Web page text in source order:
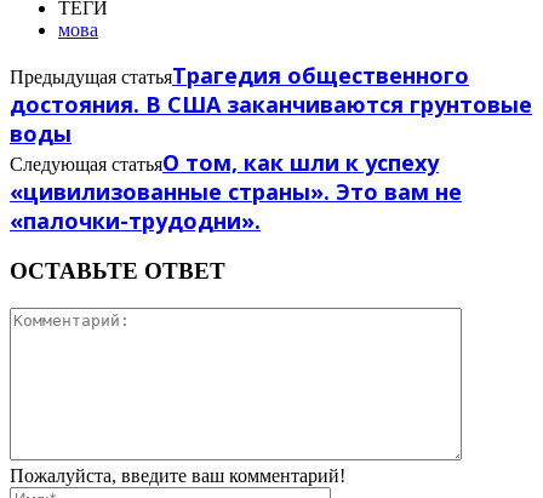
ТЕГИ
мова
Предыдущая статьяТрагедия общественного
достояния. В США заканчиваются грунтовые
воды
Следующая статьяО том, как шли к успеху
«цивилизованные страны». Это вам не
«палочки-трудодни».
ОСТАВЬТЕ ОТВЕТ
Пожалуйста, введите ваш комментарий!